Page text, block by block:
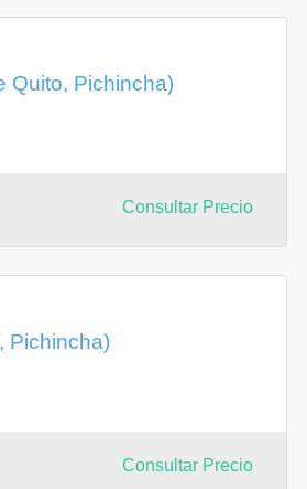
Quito, Pichincha)
Consultar Precio
Pichincha)
Consultar Precio